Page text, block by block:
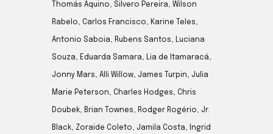
Thomás Aquino, Silvero Pereira, Wilson
Rabelo, Carlos Francisco, Karine Teles,
Antonio Saboia, Rubens Santos, Luciana
Souza, Eduarda Samara, Lia de Itamaracá,
Jonny Mars, Alli Willow, James Turpin, Julia
Marie Peterson, Charles Hodges, Chris
Doubek, Brian Townes, Rodger Rogério, Jr.
Black, Zoraide Coleto, Jamila Costa, Ingrid